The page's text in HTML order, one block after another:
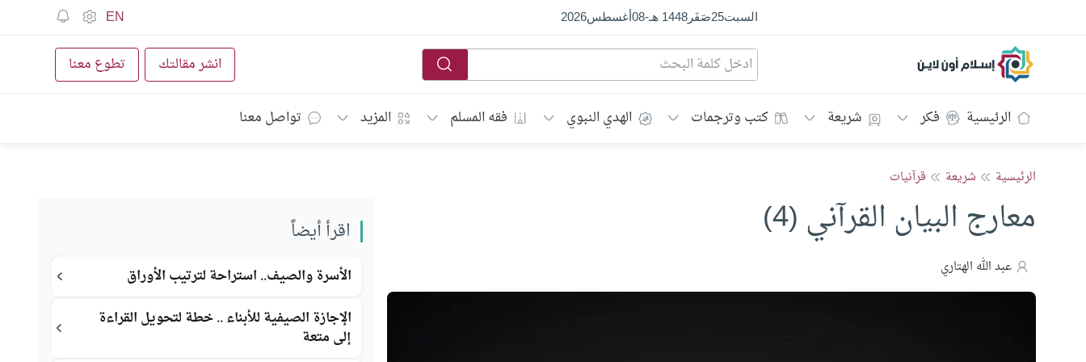
السبت25صَفَر1448 هـ -
08أغسطس2026
EN
إسلام أون لاين انشر مقالتك تطوع معنا
الرئيسية فكر شريعة كتب وترجمات الهدي النبوي فقه المسلم المزيد تواصل معنا
الرئيسية شريعة قرآنيات
معارج البيان القرآني (4)
عبد الله الهتاري
اقرأ أيضاً
الأسرة والصيف.. استراحة لترتيب الأوراق
الإجازة الصيفية للأبناء .. خطة لتحويل القراءة
إلى متعة